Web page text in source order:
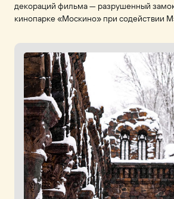
декораций фильма — разрушенный
кинопарке «Москино» при содействии